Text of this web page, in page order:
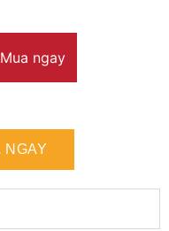
Mua ngay
NGAY